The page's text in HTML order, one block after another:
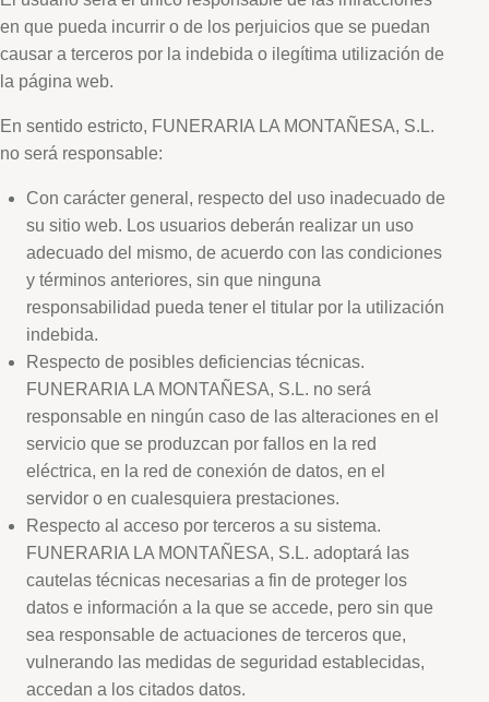
en que pueda incurrir o de los perjuicios que se puedan
causar a terceros por la indebida o ilegítima utilización de
la página web.
En sentido estricto, FUNERARIA LA MONTAÑESA, S.L.
no será responsable:
Con carácter general, respecto del uso inadecuado de
su sitio web. Los usuarios deberán realizar un uso
adecuado del mismo, de acuerdo con las condiciones
y términos anteriores, sin que ninguna
responsabilidad pueda tener el titular por la utilización
indebida.
Respecto de posibles deficiencias técnicas.
FUNERARIA LA MONTAÑESA, S.L. no será
responsable en ningún caso de las alteraciones en el
servicio que se produzcan por fallos en la red
eléctrica, en la red de conexión de datos, en el
servidor o en cualesquiera prestaciones.
Respecto al acceso por terceros a su sistema.
FUNERARIA LA MONTAÑESA, S.L. adoptará las
cautelas técnicas necesarias a fin de proteger los
datos e información a la que se accede, pero sin que
sea responsable de actuaciones de terceros que,
vulnerando las medidas de seguridad establecidas,
accedan a los citados datos.